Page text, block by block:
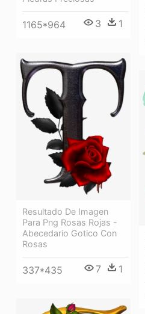
1165*964 3 1
Resultado De Imagen
Para Png Rosas Rojas -
Abecedario Gotico Con
Rosas
337*435 7 1